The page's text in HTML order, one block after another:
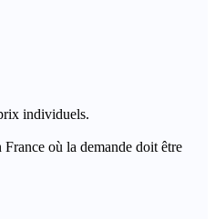
individuels.
où la demande doit être